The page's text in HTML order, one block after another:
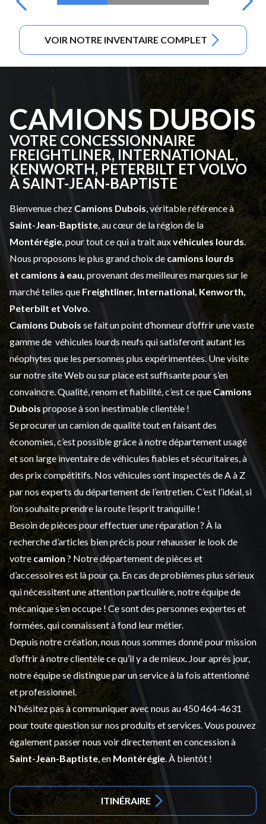
VOIR NOTRE INVENTAIRE COMPLET
CAMIONS DUBOIS
VOTRE CONCESSIONNAIRE
FREIGHTLINER, INTERNATIONAL,
KENWORTH, PETERBILT ET VOLVO
À SAINT-JEAN-BAPTISTE
Bienvenue chez Camions Dubois , véritable référence à
Saint-Jean-Baptiste , au cœur de la région de la
Montérégie , pour tout ce qui a trait auxvéhicules lourds
Nous proposons le plus grand choix de camions lourds
et camions à eau, provenant des meilleures marques sur le
marché telles que Freightliner, International, Kenworth,
Peterbilt et Volvo
Camions Dubois se fait un point d’honneur d’offrir une vaste
gamme de véhicules lourds neufs qui satisferont autant les
néophytes que les personnes plus expérimentées. Une visite
sur notre site Web ou sur place est suffisante pour s’en
convaincre. Qualité, renom et fiabilité, c’est ce que Camions
Dubois propose à son inestimable clientèle !
Se procurer un camion de qualité tout en faisant des
économies, c’est possible grâce à notredépartement usagé
et son large inventaire de véhicules fiables et sécuritaires, à
des prix compétitifs. Nos véhicules sont inspectés de A à Z
par nos experts du département de l’entretien . C’est l’idéal, si
l’on souhaite prendre la route l’esprit tranquille !
Besoin de pièces pour effectuer une réparation ? À la
recherche d’articles bien précis pour rehausser le look de
votre camion ? Notre département depièces et
d’accessoiresest là pour ça. En cas de problèmes plus sérieux
qui nécessitent une attention particulière, notre équipe de
mécanique s’en occupe ! Ce sont des personnes expertes et
formées, qui connaissent à fond leur métier.
Depuis notre création, nous nous sommes donné pour mission
d’offrir à notre clientèle ce qu’il y a de mieux. Jour après jour,
notre équipe se distingue par un service à la fois attentionné
et professionnel.
N’hésitez pas à communiquer avec nous au450 464-4631
pour toute question sur nos produits et services. Vous pouvez
également passer nous voir directement en concession à
Saint-Jean-Baptiste , en Montérégie . À bientôt !
ITINÉRAIRE